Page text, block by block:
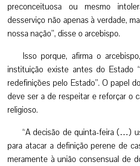
preconceituosa ou mesmo
desserviço não apenas à verdade,
nossa nação”, disse o arcebispo.
Isso porque, afirma o
instituição existe antes do Estado
redefinições pelo Estado”. O papel
deve ser a de respeitar e reforçar o
religioso.
“A decisão de quinta-feira (…)
para atacar a definição perene de
meramente à união consensual de